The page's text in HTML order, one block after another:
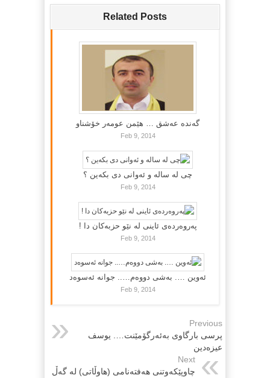
Related Posts
گه‌نده‌ عه‌شق … هێمن عومه‌ر خۆشناو
Feb 9, 2014
چی لە سالە و ئەوانی دی بكەین ؟
Feb 9, 2014
پەروەردەی ئاینی لە نێو حزبەکان دا !
Feb 9, 2014
ئەوین …. بەشی دووەم….. جوانە ئەسوەد
Feb 9, 2014
Previous
پرسى بارگاوى بەئەرگۆمێنت…. یوسف
عیزەدین
Next
چاوپێكەوتنی هەفتەنامی (هاوڵاتی) لە گەڵ